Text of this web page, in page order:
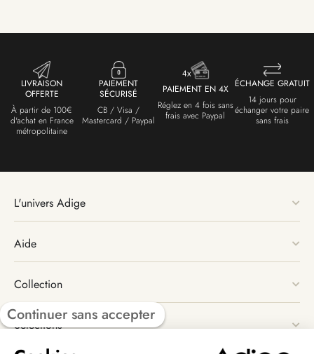
LIVRAISON
OFFERTE
À partir de 100€
d'achat en France
métropolitaine
PAIEMENT
SÉCURISÉ
CB / Visa /
Mastercard / Paypal
PAIEMENT EN 4X
Réglez en 4 fois sans
frais avec Paypal
ÉCHANGE GRATUIT
14 jours pour
échanger votre paire
sans frais
L'univers Adige
Aide
Collection
Sélections
Continuer sans accepter